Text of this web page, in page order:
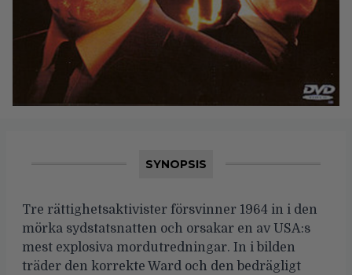
SYNOPSIS
Tre rättighetsaktivister försvinner 1964 in i den
mörka sydstatsnatten och orsakar en av USA:s
mest explosiva mordutredningar. In i bilden
träder den korrekte Ward och den bedrägligt